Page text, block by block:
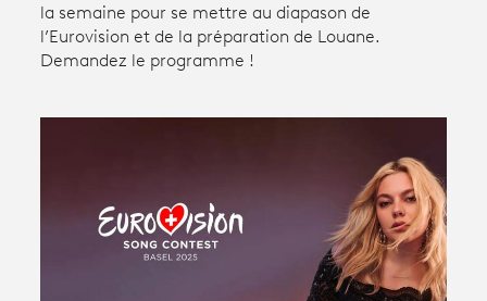
connexion
Avantages fidélité
la semaine pour se mettre au diapason de
l’Eurovision et de la préparation de Louane.
Demandez le programme !